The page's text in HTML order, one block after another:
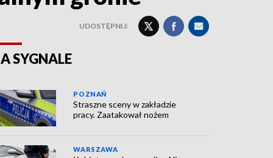
UDOSTĘPNIJ:
SYGNALE
POZNAŃ
Straszne sceny w zakładzie
pracy. Zaatakował nożem
WARSZAWA